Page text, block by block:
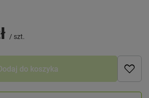
/ szt.
do koszyka